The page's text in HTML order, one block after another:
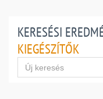
KERESÉSI
KIEGÉSZÍTŐK